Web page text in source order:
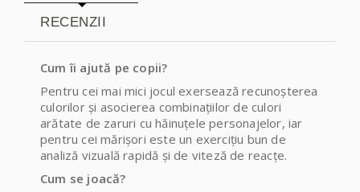
RECENZII
Cum îi ajută pe copii?
Pentru cei mai mici jocul exersează recunoșterea
culorilor și asocierea combinațiilor de culori
arătate de zaruri cu hăinuțele personajelor, iar
pentru cei mărișori este un exercițiu bun de
analiză vizuală rapidă și de viteză de reacțe.
Cum se joacă?